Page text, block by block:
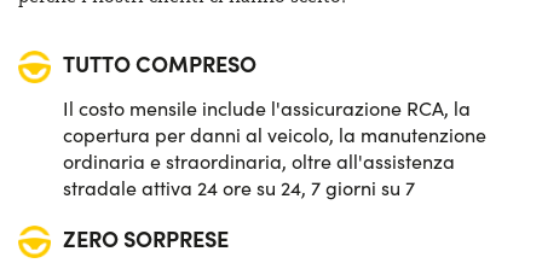
Sistema di avviso e mantenimento della corsia
Sistema di frenata d'emergenza attiva
Telecamera posteriore di parcheggio
Vetri posteriori e lunotto oscurati
TUTTO COMPRESO
Il costo mensile include l'assicurazione RCA, la
copertura per danni al veicolo, la manutenzione
ordinaria e straordinaria, oltre all'assistenza
stradale attiva 24 ore su 24, 7 giorni su 7
ZERO SORPRESE